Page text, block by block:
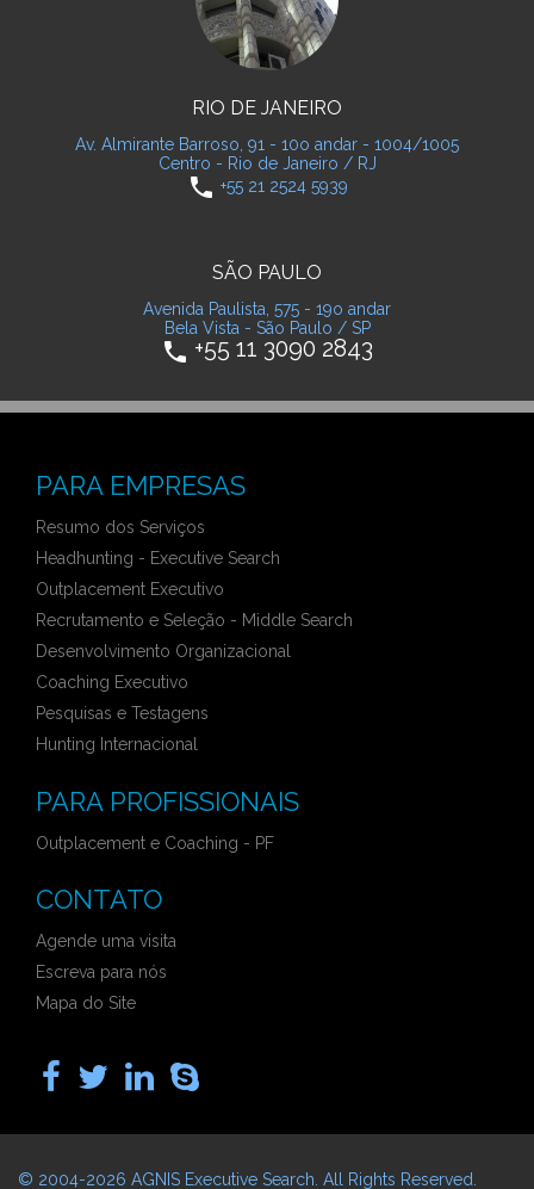
RIO DE JANEIRO
Av. Almirante Barroso, 91 - 10o andar - 1004/1005
Centro - Rio de Janeiro / RJ
phone +55 21 2524 5939
SÃO PAULO
Avenida Paulista, 575 - 19o andar
Bela Vista - São Paulo / SP
phone +55 11 3090 2843
PARA EMPRESAS
Resumo dos Serviços
Headhunting - Executive Search
Outplacement Executivo
Recrutamento e Seleção - Middle Search
Desenvolvimento Organizacional
Coaching Executivo
Pesquisas e Testagens
Hunting Internacional
PARA PROFISSIONAIS
Outplacement e Coaching - PF
CONTATO
Agende uma visita
Escreva para nós
Mapa do Site
© 2004-2026 AGNIS Executive Search . All Rights Reserved.